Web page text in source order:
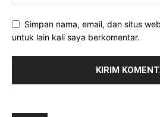
Simpan nama, email, dan situs
untuk lain kali saya berkomentar.